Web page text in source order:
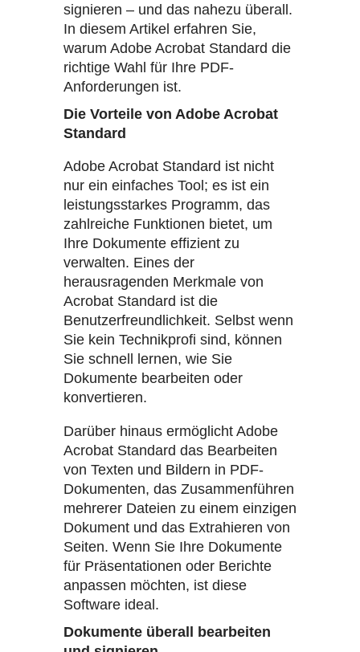
signieren – und das nahezu überall.
In diesem Artikel erfahren Sie,
warum Adobe Acrobat Standard die
richtige Wahl für Ihre PDF-
Anforderungen ist.
Die Vorteile von Adobe Acrobat
Standard
Adobe Acrobat Standard ist nicht
nur ein einfaches Tool; es ist ein
leistungsstarkes Programm, das
zahlreiche Funktionen bietet, um
Ihre Dokumente effizient zu
verwalten. Eines der
herausragenden Merkmale von
Acrobat Standard ist die
Benutzerfreundlichkeit. Selbst wenn
Sie kein Technikprofi sind, können
Sie schnell lernen, wie Sie
Dokumente bearbeiten oder
konvertieren.
Darüber hinaus ermöglicht Adobe
Acrobat Standard das Bearbeiten
von Texten und Bildern in PDF-
Dokumenten, das Zusammenführen
mehrerer Dateien zu einem einzigen
Dokument und das Extrahieren von
Seiten. Wenn Sie Ihre Dokumente
für Präsentationen oder Berichte
anpassen möchten, ist diese
Software ideal.
Dokumente überall bearbeiten